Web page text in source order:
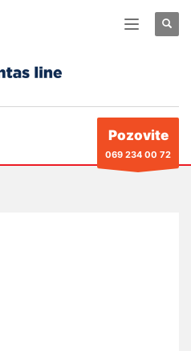
Pozovite
069 234 00 72